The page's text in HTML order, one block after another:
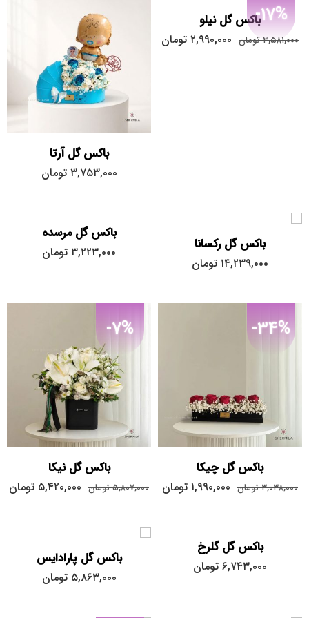
-17%باکس گل نیلو
۳,۵۸۱,۰۰۰ تومان ۲,۹۹۰,۰۰۰ تومان
باکس گل آرتا
۳,۷۵۳,۰۰۰ تومان
باکس گل رکسانا
۱۴,۲۳۹,۰۰۰ تومان
باکس گل مرسده
۳,۲۲۳,۰۰۰ تومان
-34%
باکس گل چیکا
۳,۰۳۸,۰۰۰ تومان ۱,۹۹۰,۰۰۰ تومان
-7%
باکس گل نیکا
۵,۸۰۷,۰۰۰ تومان ۵,۴۲۰,۰۰۰ تومان
باکس گل گلرخ
۶,۷۴۳,۰۰۰ تومان باکس گل پارادایس
۵,۸۶۳,۰۰۰ تومان